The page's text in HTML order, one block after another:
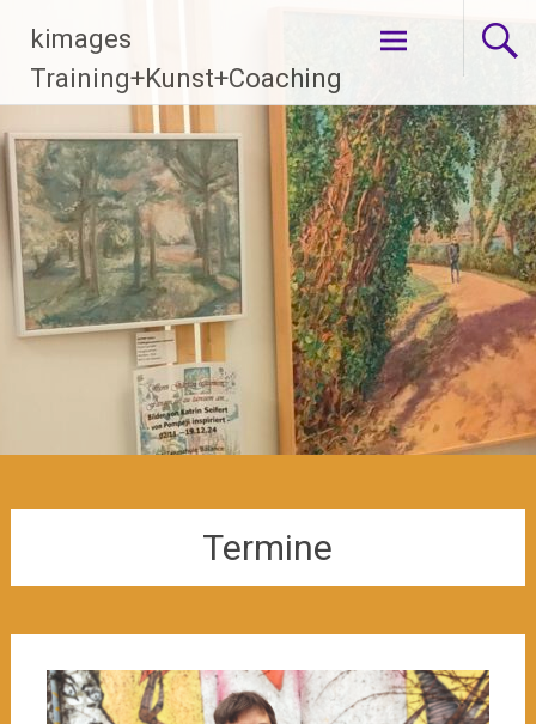
Inhalt
springen
kimages
Training+Kunst+Coaching
Termine